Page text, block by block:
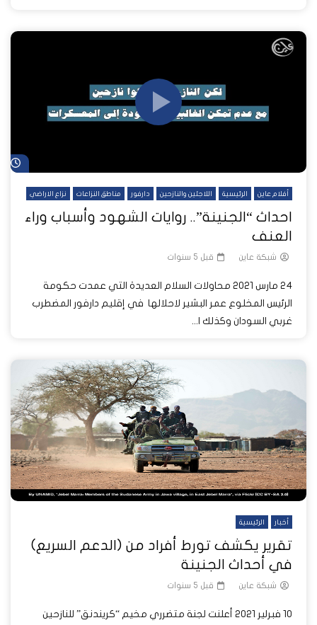
أفلام عاين الرئيسية اللاجئين والنازحين دارفور مناطق النزاعات نزاع الاراضي
احداث “الجنينة”.. روايات الشهود وأسباب وراء
العنف
شبكة عاين قبل 5 سنوات
24 مارس 2021 محاولات السلام العديدة التي عمدت حكومة
الرئيس المخلوع عمر البشير لاحلالها في إقليم دارفور المضطرب
غربي السودان وكذلك ا...
أخبار الرئيسية
تقرير يكشف تورط أفراد من (الدعم السريع)
في أحداث الجنينة
شبكة عاين قبل 5 سنوات
10 فبرلير 2021 أعلنت لجنة متضرري مخيم “كريندنق” للنازحين